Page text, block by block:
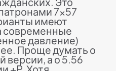
7×57
имеют
современные
давление)
Проще думать о
версии, а о 5.56